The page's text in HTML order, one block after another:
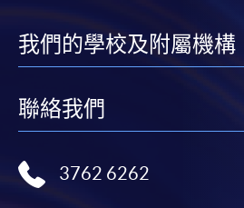
我們的學校及附屬機構
聯絡我們
3762 6262